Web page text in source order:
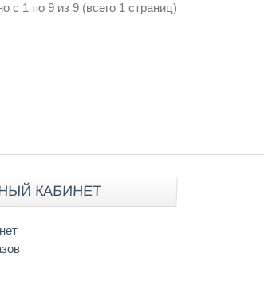
с 1 по 9 из 9 (всего 1 страниц)
КАБИНЕТ